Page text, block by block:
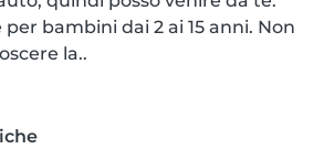
bambini dai 2 ai 15 anni. Non
la..